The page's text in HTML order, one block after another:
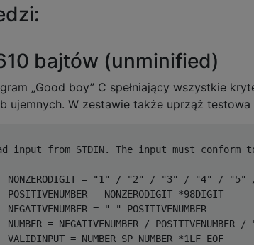
bajtów (unminified)
„Good boy” C spełniający wszystkie
ujemnych. W zestawie także uprząż
input from STDIN. The input must conform to
NONZERODIGIT = "1" / "2" / "3" / "4" / "5"
POSITIVENUMBER = NONZERODIGIT *98DIGIT
NEGATIVENUMBER = "-" POSITIVENUMBER
NUMBER = NEGATIVENUMBER / POSITIVENUMBER /
VALIDINPUT = NUMBER SP NUMBER *1LF EOF